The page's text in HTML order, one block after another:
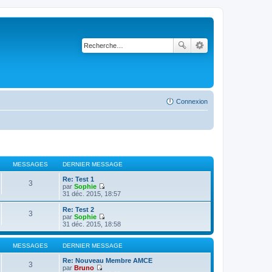
Connexion
MESSAGES DERNIER MESSAGE
3
Re: Test 1
par Sophie
V
o
l
e
d
e
n
i
31 déc. 2015, 18:57
3
Re: Test 2
par Sophie
V
o
i
r
l
e
31 déc. 2015, 18:58
MESSAGES DERNIER MESSAGE
3
Re: Nouveau Membre AMCE
par Bruno